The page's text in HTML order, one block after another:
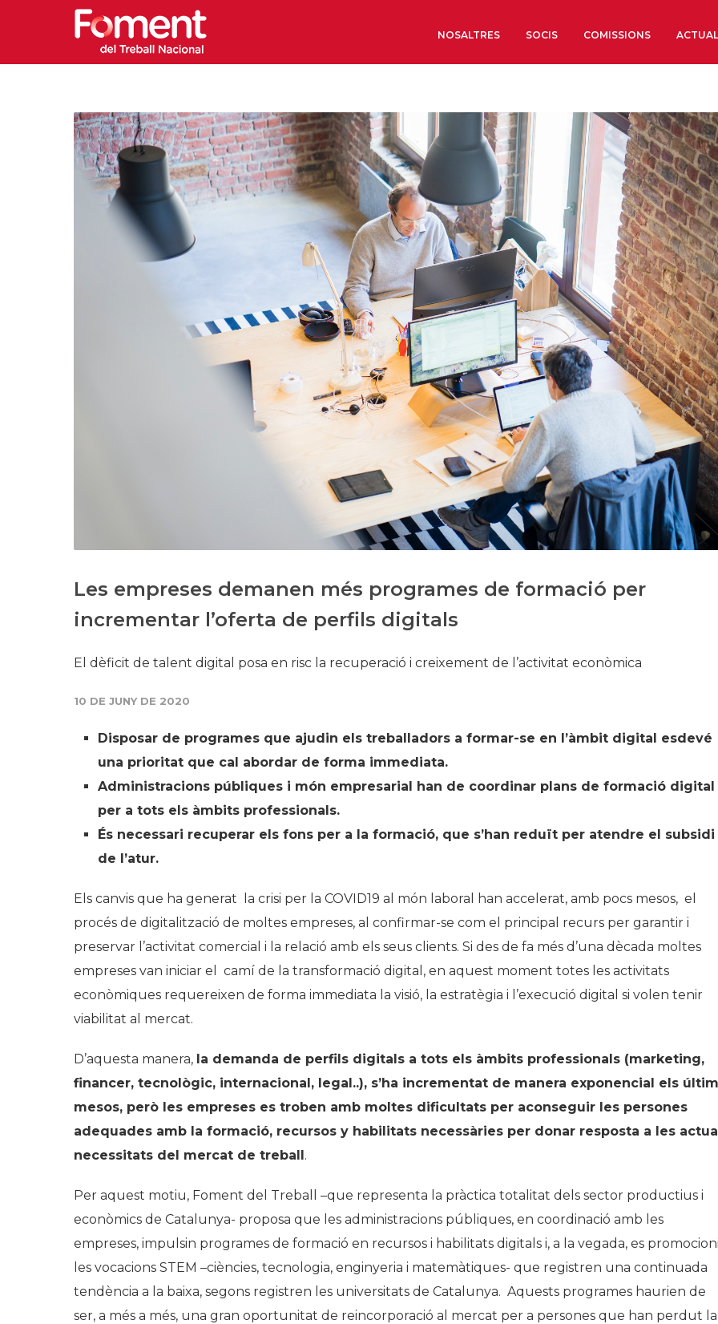
NOSALTRES
Òrgans de Govern
Òrgans Consultius
Estructura Executiva
Institut d’Estudis
Societat Barcelonesa
Econòmics i Socials
Organitzacions
Organitzacions
Coneix més
Història
Galeria de Presidents
Biblioteca Arxiu
Seu Social
SOCIS COMISSIONS
Les empreses demanen més programes de formació per
incrementar l’oferta de perfils digitals
El dèficit de talent digital posa en risc la recuperació i creixement de l’activitat econòmica
10 DE JUNY DE 2020
Disposar de programes que ajudin els treballadors a formar-se en l’àmbit digital esdevé
una prioritat que cal abordar de forma immediata.
Administracions públiques i món empresarial han de coordinar plans de formació digital
per a tots els àmbits professionals.
És necessari recuperar els fons per a la formació, que s’han reduït per atendre el subsidi
de l’atur.
Els canvis que ha generat la crisi per la COVID19 al món laboral han accelerat, amb pocs mesos, el
procés de digitalització de moltes empreses, al confirmar-se com el principal recurs per garantir i
preservar l’activitat comercial i la relació amb els seus clients. Si des de fa més d’una dècada moltes
empreses van iniciar el camí de la transformació digital, en aquest moment totes les activitats
econòmiques requereixen de forma immediata la visió, la estratègia i l’execució digital si volen tenir
viabilitat al mercat.
D’aquesta manera, la demanda de perfils digitals a tots els àmbits professionals (marketing,
financer, tecnològic, internacional, legal..), s’ha incrementat de manera exponencial els
mesos, però les empreses es troben amb moltes dificultats per aconseguir les persones
adequades amb la formació, recursos y habilitats necessàries per donar resposta a les
necessitats del mercat de treball.
Per aquest motiu, Foment del Treball –que representa la pràctica totalitat dels sector productius i
econòmics de Catalunya- proposa que les administracions públiques, en coordinació amb les
empreses, impulsin programes de formació en recursos i habilitats digitals i, a la vegada, es
les vocacions STEM –ciències, tecnologia, enginyeria i matemàtiques- que registren una continuada
tendència a la baixa, segons registren les universitats de Catalunya. Aquests programes haurien de
ser, a més a més, una gran oportunitat de reincorporació al mercat per a persones que han perdut la